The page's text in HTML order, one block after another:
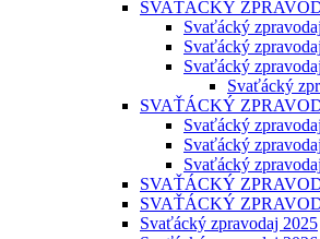
SVAŤÁCKÝ
Svaťácký
Svaťácký
Svaťácký
Svaťácký
SVAŤÁCKÝ
Svaťácký
Svaťácký
Svaťácký
SVAŤÁCKÝ
SVAŤÁCKÝ
Svaťácký zpravodaj 2025